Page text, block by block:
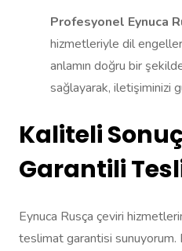
Profesyonel Eynuca
hizmetleriyle dil
anlamın doğru bir şekilde
sağlayarak, iletişiminizi
Kaliteli
Garantili
Eynuca Rusça çeviri
teslimat garantisi sunuyorum.